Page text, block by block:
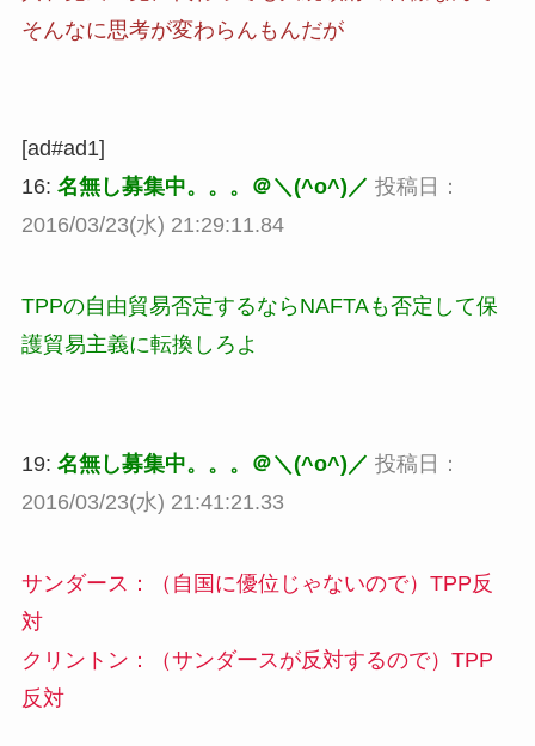
そんなに思考が変わらんもんだが
[ad#ad1]
16: 名無し募集中。。。＠＼(^o^)／ 投稿日：
2016/03/23(水) 21:29:11.84
TPPの自由貿易否定するならNAFTAも否定して保
護貿易主義に転換しろよ
19: 名無し募集中。。。＠＼(^o^)／ 投稿日：
2016/03/23(水) 21:41:21.33
サンダース：（自国に優位じゃないので）TPP反
対
クリントン：（サンダースが反対するので）TPP
反対